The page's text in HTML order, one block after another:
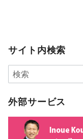
サイト内検索
外部サービス